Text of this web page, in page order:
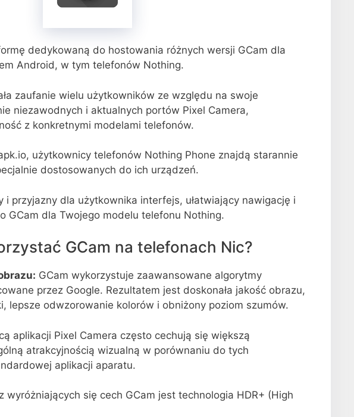
dedykowaną do hostowania różnych wersji GCam dla
Android, w tym telefonów Nothing.
zaufanie wielu użytkowników ze względu na swoje
niezawodnych i aktualnych portów Pixel Camera,
z konkretnymi modelami telefonów.
użytkownicy telefonów Nothing Phone znajdą starannie
dostosowanych do ich urządzeń.
i przyjazny dla użytkownika interfejs, ułatwiający nawigację i
GCam dla Twojego modelu telefonu Nothing.
GCam na telefonach Nic?
GCam wykorzystuje zaawansowane algorytmy
przez Google. Rezultatem jest doskonała jakość obrazu,
lepsze odwzorowanie kolorów i obniżony poziom szumów.
aplikacji Pixel Camera często cechują się większą
atrakcyjnością wizualną w porównaniu do tych
aplikacji aparatu.
wyróżniających się cech GCam jest technologia HDR+ (High